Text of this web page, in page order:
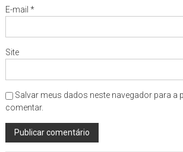
E-mail *
Site
Salvar meus dados neste navegador para a
comentar.